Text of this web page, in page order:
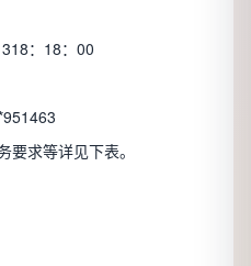
：18：00
求等详见下表。